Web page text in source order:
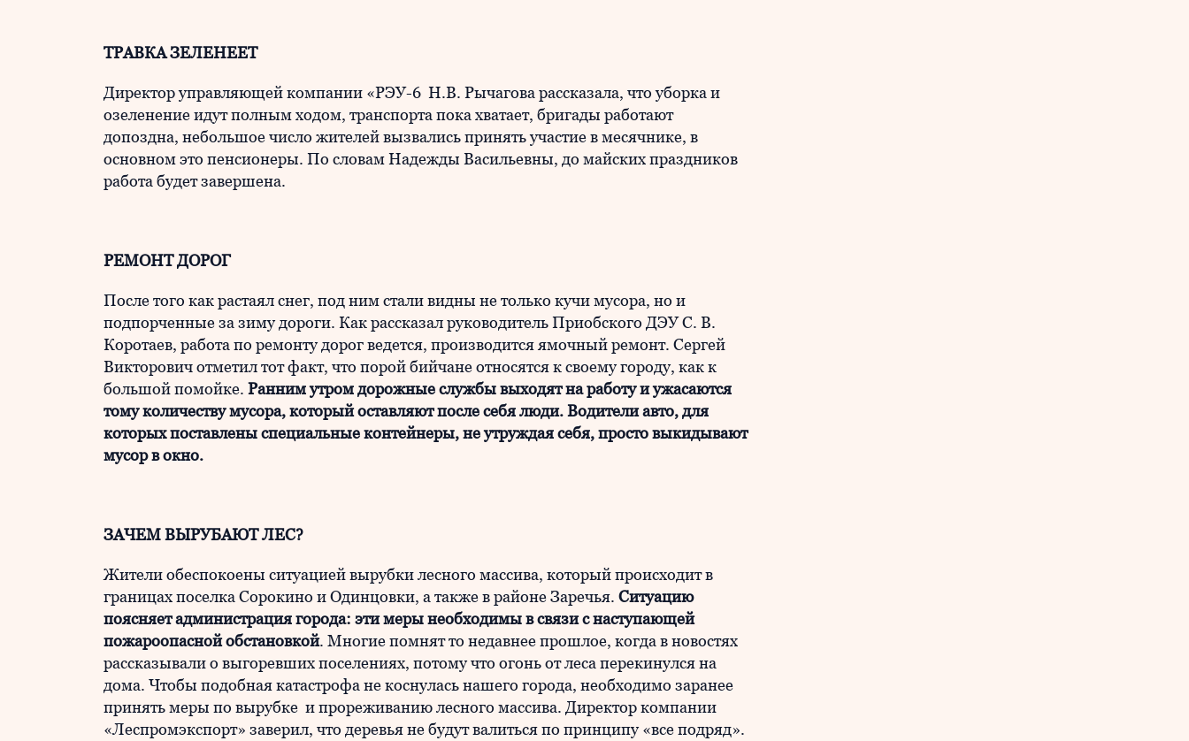
ТРАВКА ЗЕЛЕНЕЕТ
Директор управляющей компании «РЭУ-6 Н.В. Рычагова рассказала, что уборка и
озеленение идут полным ходом, транспорта пока хватает, бригады работают
допоздна, небольшое число жителей вызвались принять участие в месячнике, в
основном это пенсионеры. По словам Надежды Васильевны, до майских праздников
работа будет завершена.
РЕМОНТ ДОРОГ
После того как растаял снег, под ним стали видны не только кучи мусора, но и
подпорченные за зиму дороги. Как рассказал руководитель Приобского ДЭУ С. В.
Коротаев, работа по ремонту дорог ведется, производится ямочный ремонт. Сергей
Викторович отметил тот факт, что порой бийчане относятся к своему городу, как к
большой помойке. Ранним утром дорожные службы выходят на работу и ужасаются
тому количеству мусора, который оставляют после себя люди. Водители авто, для
которых поставлены специальные контейнеры, не утруждая себя, просто выкидывают
мусор в окно.
ЗАЧЕМ ВЫРУБАЮТ ЛЕС?
Жители обеспокоены ситуацией вырубки лесного массива, который происходит в
границах поселка Сорокино и Одинцовки, а также в районе Заречья. Ситуацию
поясняет администрация города: эти меры необходимы в связи с наступающей
пожароопасной обстановкой. Многие помнят то недавнее прошлое, когда в новостях
рассказывали о выгоревших поселениях, потому что огонь от леса перекинулся на
дома. Чтобы подобная катастрофа не коснулась нашего города, необходимо заранее
принять меры по вырубке и прореживанию лесного массива. Директор компании
«Леспромэкспорт» заверил, что деревья не будут валиться по принципу «все подряд».